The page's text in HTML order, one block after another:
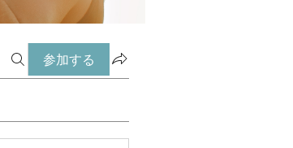
参加する